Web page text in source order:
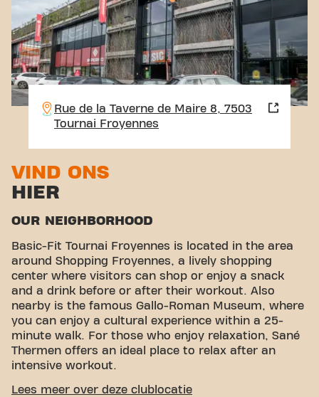
Rue de la Taverne de Maire 8, 7503
Tournai Froyennes
VIND ONS
HIER
OUR NEIGHBORHOOD
Basic-Fit Tournai Froyennes is located in the area
around Shopping Froyennes, a lively shopping
center where visitors can shop or enjoy a snack
and a drink before or after their workout. Also
nearby is the famous Gallo-Roman Museum, where
you can enjoy a cultural experience within a 25-
minute walk. For those who enjoy relaxation, Sané
Thermen offers an ideal place to relax after an
intensive workout.
EASY ACCESSIBILITY
Lees meer over deze clublocatie